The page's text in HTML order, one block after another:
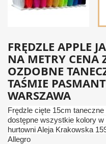
FRĘDZLE APPLE
NA METRY CENA
OZDOBNE
TAŚMIE
WARSZAWA
Frędzle cięte 15cm
dostępne wszystkie kolory
hurtowni Aleja Krakowska
Allegro